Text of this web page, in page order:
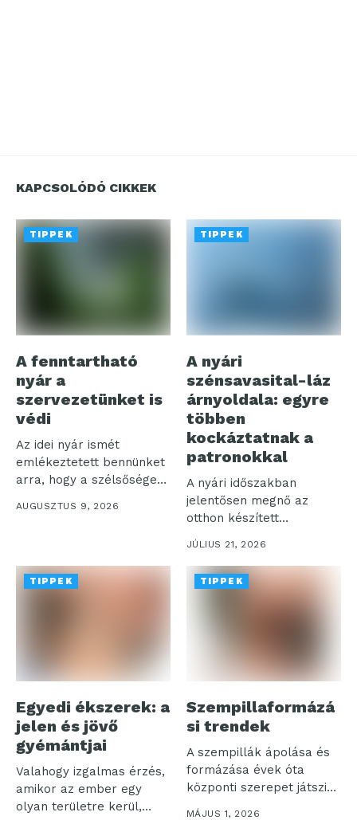
KAPCSOLÓDÓ CIKKEK
TIPPEK
A fenntartható
nyár a
szervezetünket is
védi
Az idei nyár ismét
emlékeztetett bennünket
arra, hogy a szélsőséges
AUGUSZTUS 9, 2026
TIPPEK
A nyári
szénsavasital-láz
árnyoldala: egyre
többen
kockáztatnak a
patronokkal
A nyári időszakban
jelentősen megnő az
otthon készített
szénsavas italok iránti
JÚLIUS 21, 2026
TIPPEK
Egyedi ékszerek: a
jelen és jövő
gyémántjai
Valahogy izgalmas érzés,
amikor az ember egy
olyan területre kerül,
TIPPEK
Szempillaformázá
si trendek
A szempillák ápolása és
formázása évek óta
központi szerepet játszik
a szépségápolásban,...
MÁJUS 1, 2026